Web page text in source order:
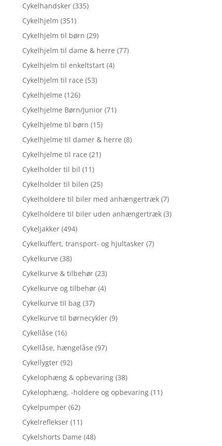
Cykelhandsker (335)
Cykelhjelm (351)
Cykelhjelm til børn (29)
Cykelhjelm til dame & herre (77)
Cykelhjelm til enkeltstart (4)
Cykelhjelm til race (53)
Cykelhjelme (126)
Cykelhjelme Børn/Junior (71)
Cykelhjelme til børn (15)
Cykelhjelme til damer & herre (8)
Cykelhjelme til race (21)
Cykelholder til bil (11)
Cykelholder til bilen (25)
Cykelholdere til biler med anhængertræk (7)
Cykelholdere til biler uden anhængertræk (3)
Cykeljakker (494)
Cykelkuffert, transport- og hjultasker (7)
Cykelkurve (38)
Cykelkurve & tilbehør (23)
Cykelkurve og tilbehør (4)
Cykelkurve til bag (37)
Cykelkurve til børnecykler (9)
Cykellåse (16)
Cykellåse, hængelåse (97)
Cykellygter (92)
Cykelophæng & opbevaring (38)
Cykelophæng, -holdere og opbevaring (11)
Cykelpumper (62)
Cykelreflekser (11)
Cykelshorts Dame (48)